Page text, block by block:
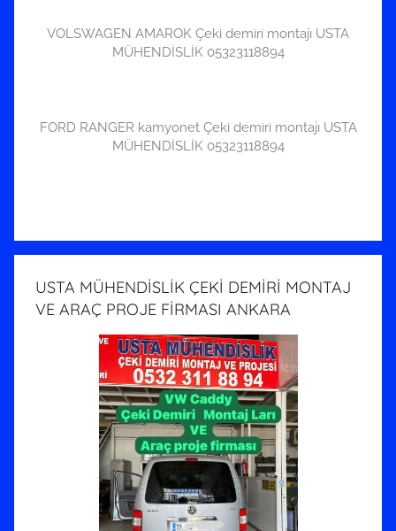
VOLSWAGEN AMAROK Çeki demiri montajı USTA
MÜHENDİSLİK 05323118894
FORD RANGER kamyonet Çeki demiri montajı USTA
MÜHENDİSLİK 05323118894
USTA MÜHENDİSLİK ÇEKİ DEMİRİ MONTAJ
VE ARAÇ PROJE FİRMASI ANKARA